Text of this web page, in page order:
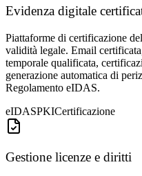
Evidenza digitale
Piattaforme di certificazione
validità legale. Email
temporale qualificata,
generazione automatica di
Regolamento eIDAS.
eIDASPKICertificazione
Gestione licenze e diritti